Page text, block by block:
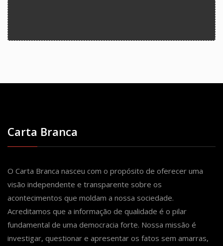
Carta Branca
O Carta Branca nasceu com o propósito de oferecer uma
visão independente e transparente sobre os
acontecimentos que moldam a nossa sociedade.
Acreditamos que a informação de qualidade é o pilar
fundamental de uma democracia forte. Nossa missão é
investigar, questionar e apresentar os fatos sem amarras,